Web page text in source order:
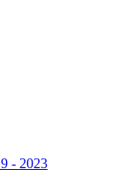
- 2023